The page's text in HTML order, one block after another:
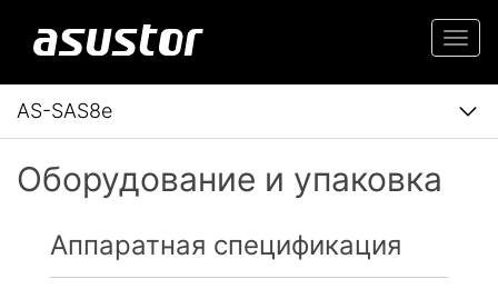
AS-SAS8e
Оборудование и упаковка
Аппаратная спецификация